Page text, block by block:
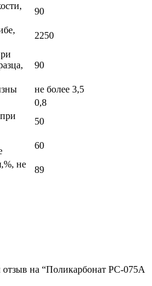
90
2250
90
не более 3,5
0,8
50
60
не
89
отзыв на “Поликарбонат РС-075A